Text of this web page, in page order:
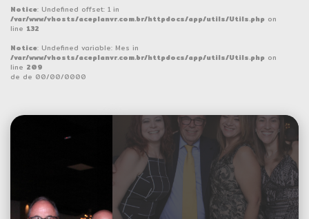
Notice: Undefined offset: 1 in
/var/www/vhosts/aceplanvr.com.br/httpdocs/app/utils/Utils.php on
line 132
Notice: Undefined variable: Mes in
/var/www/vhosts/aceplanvr.com.br/httpdocs/app/utils/Utils.php on
line 209
de de 00/00/0000